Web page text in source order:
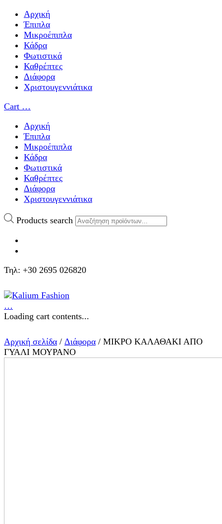
Αρχική
Έπιπλα
Μικροέπιπλα
Κάδρα
Φωτιστικά
Καθρέπτες
Διάφορα
Χριστουγεννιάτικα
Cart …
Αρχική
Έπιπλα
Μικροέπιπλα
Κάδρα
Φωτιστικά
Καθρέπτες
Διάφορα
Χριστουγεννιάτικα
Products search
Τηλ: +30 2695 026820
…
Loading cart contents...
Αρχική σελίδα / Διάφορα / ΜΙΚΡΟ ΚΑΛΑΘΑΚΙ ΑΠΟ
ΓΥΑΛΙ ΜΟΥΡΑΝΟ